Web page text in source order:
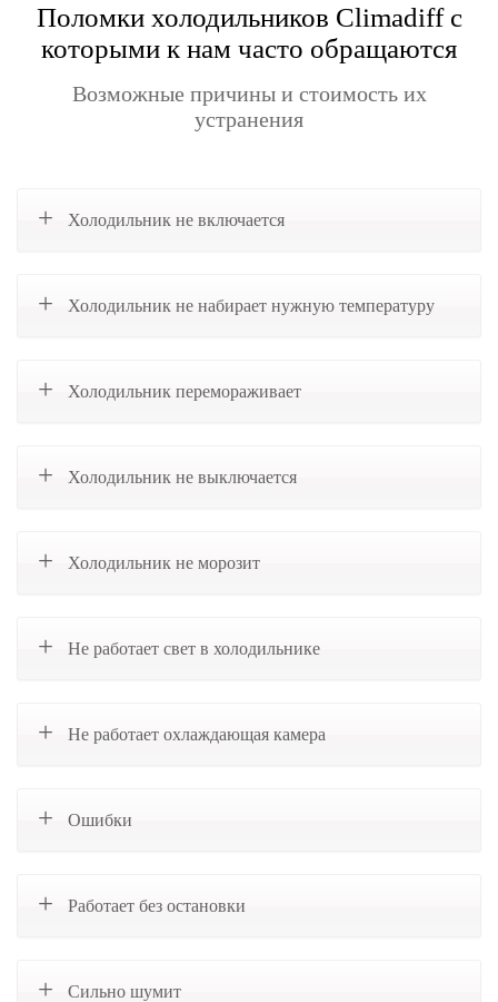
Поломки холодильников Climadiff с
которыми к нам часто обращаются
Возможные причины и стоимость их
устранения
Холодильник не включается
Холодильник не набирает нужную температуру
Холодильник перемораживает
Холодильник не выключается
Холодильник не морозит
Не работает свет в холодильнике
Не работает охлаждающая камера
Ошибки
Работает без остановки
Сильно шумит